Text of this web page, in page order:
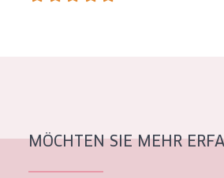
Expert
Mischhaut und fettige Haut
Reife Haut
MÖCHTEN SIE MEHR